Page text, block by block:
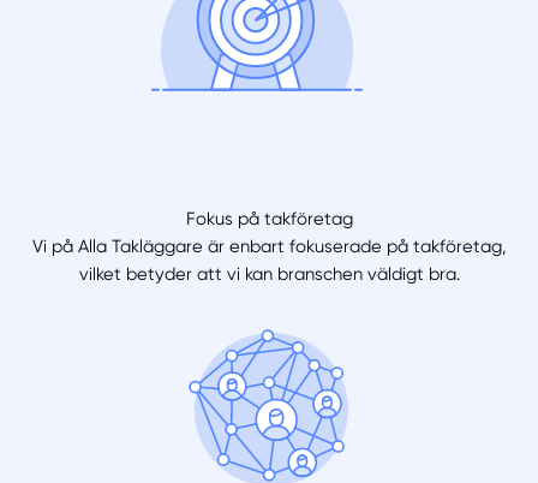
Fokus på takföretag
Vi på Alla Takläggare är enbart fokuserade på takföretag,
vilket betyder att vi kan branschen väldigt bra.